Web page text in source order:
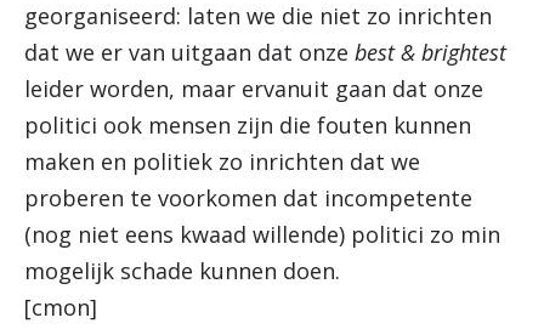
georganiseerd: laten we die niet zo inrichten
dat we er van uitgaan dat onze best & brightest
leider worden, maar ervanuit gaan dat onze
politici ook mensen zijn die fouten kunnen
maken en politiek zo inrichten dat we
proberen te voorkomen dat incompetente
(nog niet eens kwaad willende) politici zo min
mogelijk schade kunnen doen.
[cmon]